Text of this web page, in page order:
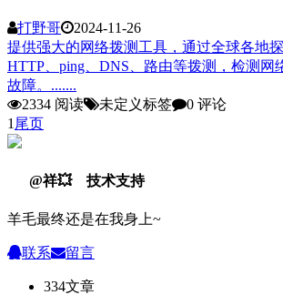
打野哥
2024-11-26
提供强大的网络拨测工具，通过全球各地
HTTP、ping、DNS、路由等拨测，检测网
故障。.......
2334 阅读
未定义标签
0 评论
1尾页
@祥💥 技术支持
羊毛最终还是在我身上~
联系 留言
334文章